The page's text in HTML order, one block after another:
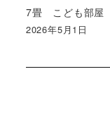
7畳 こども部屋
2026年5月1日